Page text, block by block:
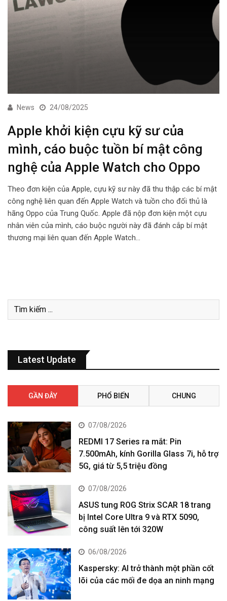
News 24/08/2025
Apple khởi kiện cựu kỹ sư của
mình, cáo buộc tuồn bí mật công
nghệ của Apple Watch cho Oppo
Theo đơn kiện của Apple, cựu kỹ sư này đã thu thập các bí mật
công nghệ liên quan đến Apple Watch và tuồn cho đối thủ là
hãng Oppo của Trung Quốc. Apple đã nộp đơn kiện một cựu
nhân viên của mình, cáo buộc người này đã đánh cắp bí mật
thương mại liên quan đến Apple Watch…
Latest Update
GẦN ĐÂY PHỔ BIẾN CHUNG
07/08/2026
REDMI 17 Series ra mắt: Pin
7.500mAh, kính Gorilla Glass 7i, hỗ trợ
5G, giá từ 5,5 triệu đồng
07/08/2026
ASUS tung ROG Strix SCAR 18 trang
bị Intel Core Ultra 9 và RTX 5090,
công suất lên tới 320W
06/08/2026
Kaspersky: AI trở thành một phần cốt
lõi của các mối đe dọa an ninh mạng